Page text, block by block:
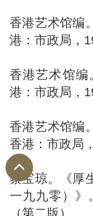
香港艺术馆编
港：市政局，
香港艺术馆编
港：市政局，
香港艺术馆编
香港：市政局
蔡宝琼。《厚
一九九零）》
（第二版）。